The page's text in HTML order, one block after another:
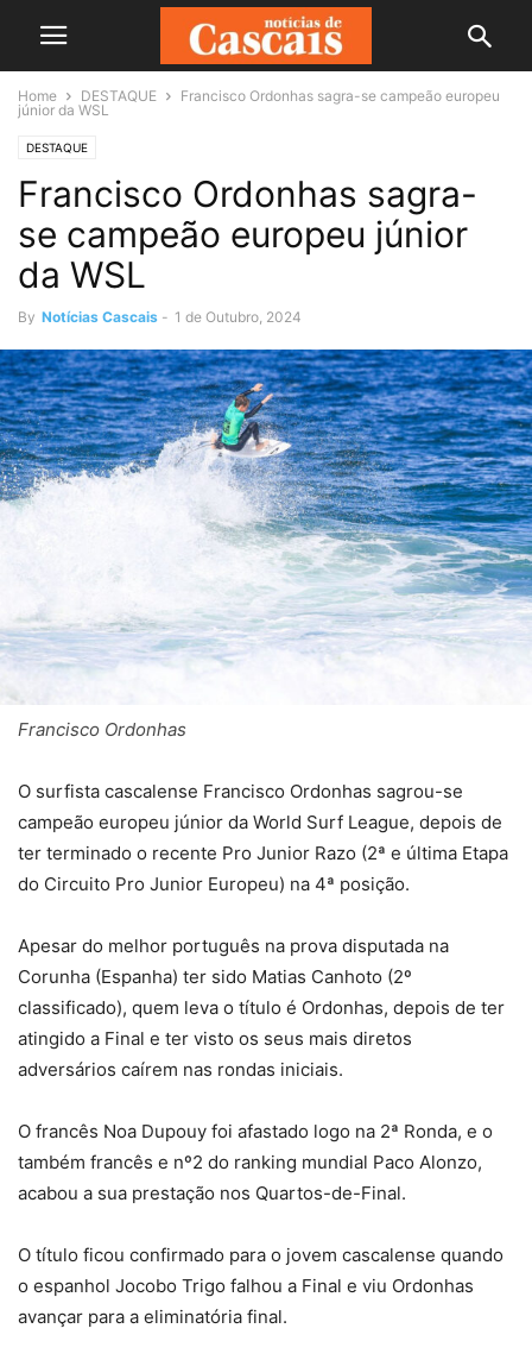
Home DESTAQUE
Francisco Ordonhas sagra-se campeão europeu
júnior da WSL
DESTAQUE
Francisco Ordonhas sagra-
se campeão europeu júnior
da WSL
By Notícias Cascais - 1 de Outubro, 2024
Francisco Ordonhas
O surfista cascalense Francisco Ordonhas sagrou-se
campeão europeu júnior da World Surf League, depois de
ter terminado o recente Pro Junior Razo (2ª e última Etapa
do Circuito Pro Junior Europeu) na 4ª posição.
Apesar do melhor português na prova disputada na
Corunha (Espanha) ter sido Matias Canhoto (2º
classificado), quem leva o título é Ordonhas, depois de ter
atingido a Final e ter visto os seus mais diretos
adversários caírem nas rondas iniciais.
O francês Noa Dupouy foi afastado logo na 2ª Ronda, e o
também francês e nº2 do ranking mundial Paco Alonzo,
acabou a sua prestação nos Quartos-de-Final.
O título ficou confirmado para o jovem cascalense quando
o espanhol Jocobo Trigo falhou a Final e viu Ordonhas
avançar para a eliminatória final.